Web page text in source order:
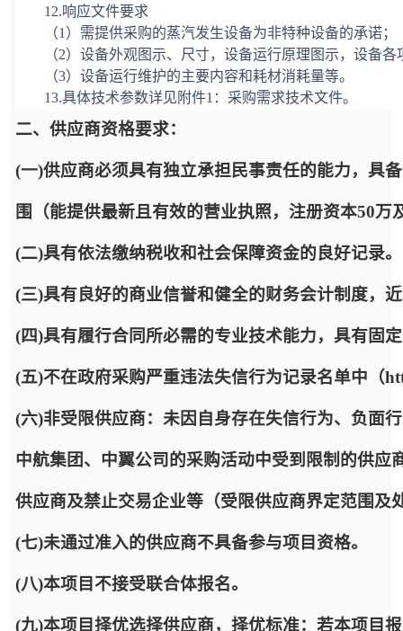
1 2.响应文件要求
（1）需提供采购的蒸汽发生设备为非特种设备的承诺
（2）设备外观图示、尺寸，设备运行原理图示，设备各
（3）设备运行维护的主要内容和耗材消耗量等。
13.具体技术参数详见附件1：采购需求技术文件。
二、供应商资格要求：
(一)供应商必须具有独立承担民事责任的能力，具
围（能提供最新且有效的营业执照，注册资本50万
(二)具有依法缴纳税收和社会保障资金的良好记录。
(三)具有良好的商业信誉和健全的财务会计制度，
(四)具有履行合同所必需的专业技术能力，具有固
(五)不在政府采购严重违法失信行为记录名单中（
(六)非受限供应商：未因自身存在失信行为、负面
中航集团、中翼公司的采购活动中受到限制的供
供应商及禁止交易企业等（受限供应商界定范围及
(七)未通过准入的供应商不具备参与项目资格。
(八)本项目不接受联合体报名。
(九)本项目择优选择供应商，择优标准：若本项目